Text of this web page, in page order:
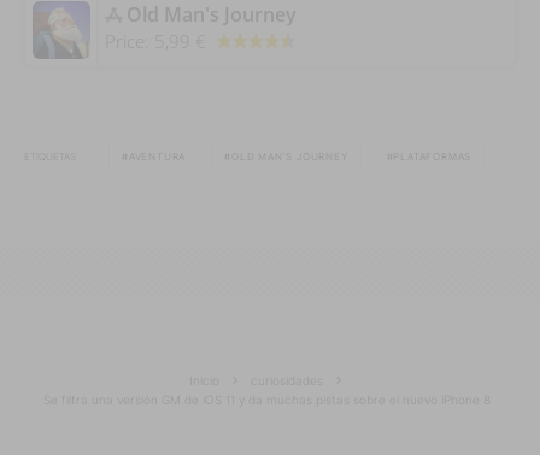
‎Old Man's Journey
AVENTURA OLD MAN'S JOURNEY PLATAFORMAS
Se filtra una versión GM de iOS 11 y da muchas pistas sobre el nuevo iPhone 8